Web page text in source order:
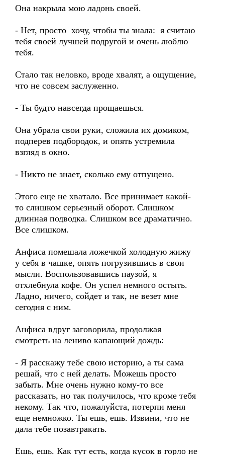
Она накрыла мою ладонь своей.
- Нет, просто хочу, чтобы ты знала: я считаю
тебя своей лучшей подругой и очень люблю
тебя.
Стало так неловко, вроде хвалят, а ощущение,
что не совсем заслуженно.
- Ты будто навсегда прощаешься.
Она убрала свои руки, сложила их домиком,
подперев подбородок, и опять устремила
взгляд в окно.
- Никто не знает, сколько ему отпущено.
Этого еще не хватало. Все принимает какой-
то слишком серьезный оборот. Слишком
длинная подводка. Слишком все драматично.
Все слишком.
Анфиса помешала ложечкой холодную жижу
у себя в чашке, опять погрузившись в свои
мысли. Воспользовавшись паузой, я
отхлебнула кофе. Он успел немного остыть.
Ладно, ничего, сойдет и так, не везет мне
сегодня с ним.
Анфиса вдруг заговорила, продолжая
смотреть на лениво капающий дождь:
- Я расскажу тебе свою историю, а ты сама
решай, что с ней делать. Можешь просто
забыть. Мне очень нужно кому-то все
рассказать, но так получилось, что кроме тебя
некому. Так что, пожалуйста, потерпи меня
еще немножко. Ты ешь, ешь. Извини, что не
дала тебе позавтракать.
Ешь, ешь. Как тут есть, когда кусок в горло не